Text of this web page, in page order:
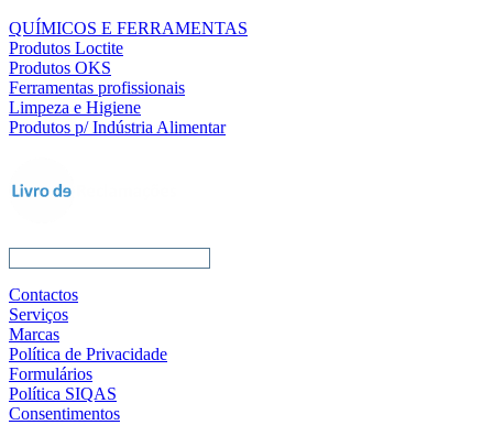
QUÍMICOS E FERRAMENTAS
Produtos Loctite
Produtos OKS
Ferramentas profissionais
Limpeza e Higiene
Produtos p/ Indústria Alimentar
Contactos
Serviços
Marcas
Política de Privacidade
Formulários
Política SIQAS
Consentimentos